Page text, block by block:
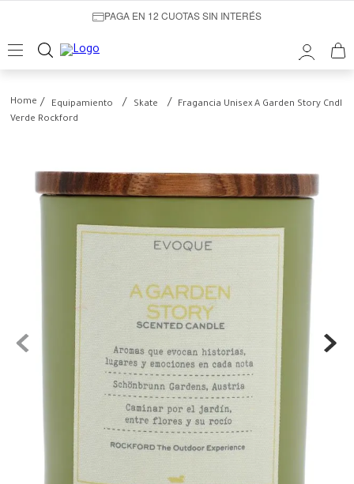
PAGA EN 12 CUOTAS SIN INTERÉS
Equipamiento Skate
Fragancia Unisex A Garden Story Cndl
Verde Rockford